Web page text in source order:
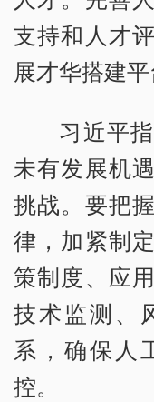
支持和人才
展才华搭建平
习近平
未有发展机
挑战。要把
律，加紧制
策制度、应
技术监测、
系，确保人
控。